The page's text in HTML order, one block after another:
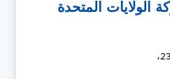
الولايات المتحدة